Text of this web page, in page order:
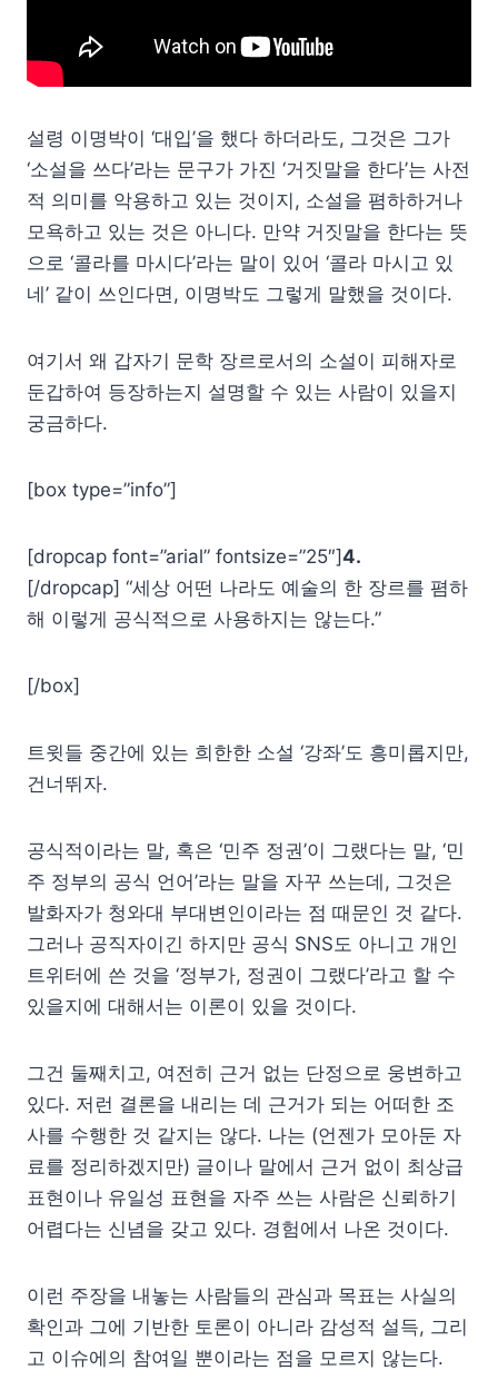
설령 이명박이 ‘대입’을 했다 하더라도, 그것은 그가
‘소설을 쓰다’라는 문구가 가진 ‘거짓말을 한다’는 사전
적 의미를 악용하고 있는 것이지, 소설을 폄하하거나
모욕하고 있는 것은 아니다. 만약 거짓말을 한다는 뜻
으로 ‘콜라를 마시다’라는 말이 있어 ‘콜라 마시고 있
네’ 같이 쓰인다면, 이명박도 그렇게 말했을 것이다.
여기서 왜 갑자기 문학 장르로서의 소설이 피해자로
둔갑하여 등장하는지 설명할 수 있는 사람이 있을지
궁금하다.
[box type=”info”]
[dropcap font=”arial” fontsize=”25″]4.
[/dropcap] “세상 어떤 나라도 예술의 한 장르를 폄하
해 이렇게 공식적으로 사용하지는 않는다.”
[/box]
트윗들 중간에 있는 희한한 소설 ‘강좌’도 흥미롭지만,
건너뛰자.
공식적이라는 말, 혹은 ‘민주 정권’이 그랬다는 말, ‘민
주 정부의 공식 언어’라는 말을 자꾸 쓰는데, 그것은
발화자가 청와대 부대변인이라는 점 때문인 것 같다.
그러나 공직자이긴 하지만 공식 SNS도 아니고 개인
트위터에 쓴 것을 ‘정부가, 정권이 그랬다’라고 할 수
있을지에 대해서는 이론이 있을 것이다.
그건 둘째치고, 여전히 근거 없는 단정으로 웅변하고
있다. 저런 결론을 내리는 데 근거가 되는 어떠한 조
사를 수행한 것 같지는 않다. 나는 (언젠가 모아둔 자
료를 정리하겠지만) 글이나 말에서 근거 없이 최상급
표현이나 유일성 표현을 자주 쓰는 사람은 신뢰하기
어렵다는 신념을 갖고 있다. 경험에서 나온 것이다.
이런 주장을 내놓는 사람들의 관심과 목표는 사실의
확인과 그에 기반한 토론이 아니라 감성적 설득, 그리
고 이슈에의 참여일 뿐이라는 점을 모르지 않는다.